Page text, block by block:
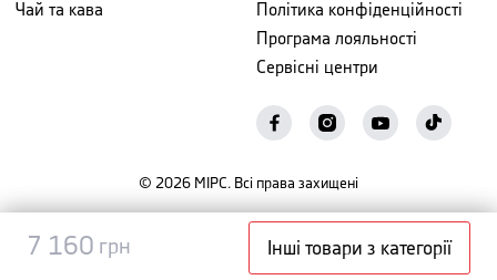
7 160 грн
про наявність
7 160 грн Інші товари з категорії
Чай та кава
Політика конфіденційності
Програма лояльності
Сервісні центри
© 2026 МІРС. Всі права захищені